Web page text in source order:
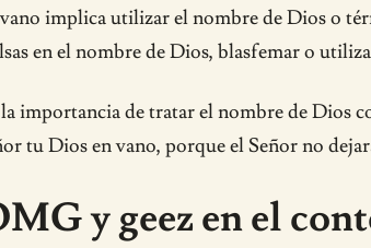
implica utilizar el nombre de Dios o
en el nombre de Dios, blasfemar o
la importancia de tratar el nombre de
tu Dios en vano, porque el Señor no
y geez en el